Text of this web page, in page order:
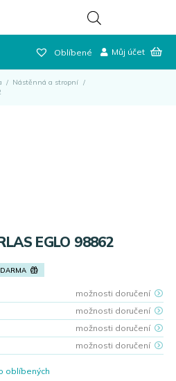
Oblíbené Můj účet
/ Nástěnná a stropní /
EGLO 98862
možnosti doručení
možnosti doručení
možnosti doručení
možnosti doručení
oblíbených